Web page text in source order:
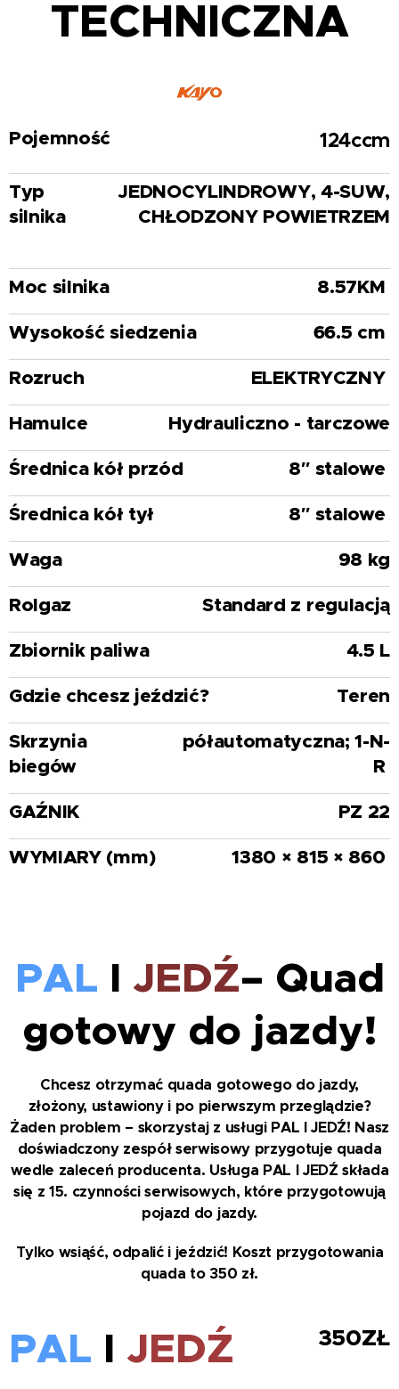
TECHNICZNA
Pojemność 124ccm
Typ
silnika
JEDNOCYLINDROWY, 4-SUW,
CHŁODZONY POWIETRZEM
Moc silnika
8.57KM
Wysokość siedzenia
66.5 cm
Rozruch
ELEKTRYCZNY
Hamulce
Hydrauliczno - tarczowe
Średnica kół przód
8″ stalowe
Średnica kół tył
8″ stalowe
Waga
98 kg
Rolgaz
Standard z regulacją
Zbiornik paliwa
4.5 L
Gdzie chcesz jeździć?
Teren
Skrzynia
biegów
półautomatyczna; 1-N-
R
GAŹNIK
PZ 22
WYMIARY (mm)
1380 × 815 × 860
PAL I JEDŹ– Quad
gotowy do jazdy!
Chcesz otrzymać quada gotowego do jazdy,
złożony, ustawiony i po pierwszym przeglądzie?
Żaden problem – skorzystaj z usługi PAL I JEDŹ! Nasz
doświadczony zespół serwisowy przygotuje quada
wedle zaleceń producenta. Usługa PAL I JEDŹ składa
się z 15. czynności serwisowych, które przygotowują
pojazd do jazdy.
Tylko wsiąść, odpalić i jeździć! Koszt przygotowania
quada to 350 zł.
PAL I JEDŹ 350ZŁ